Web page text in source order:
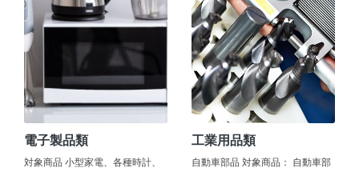
電子製品類
対象商品 小型家電、各種時計、
工業用品類
自動車部品 対象商品： 自動車部